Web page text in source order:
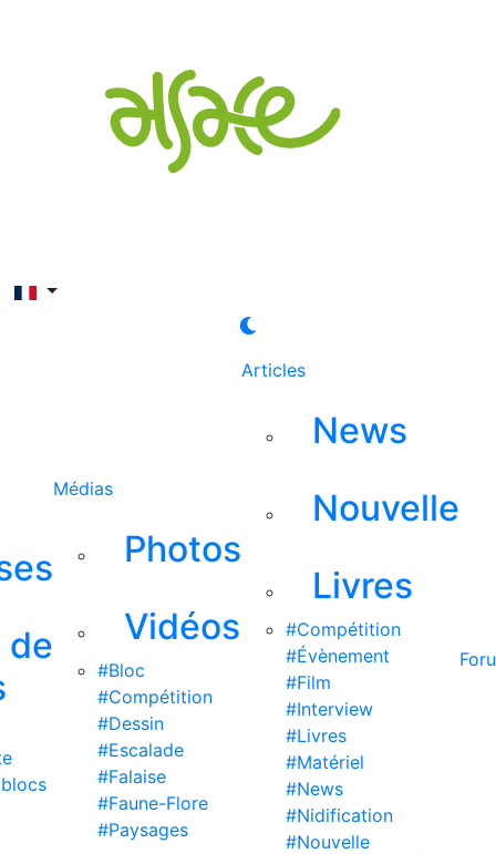
de
Médias
Photos
Vidéos
#Bloc
#Compétition
#Dessin
#Escalade
#Falaise
#Faune-Flore
#Paysages
Articles
News
Nouvelle
Livres
#Compétition
#Évènement
#Film
#Interview
#Livres
#Matériel
#News
#Nidification
#Nouvelle